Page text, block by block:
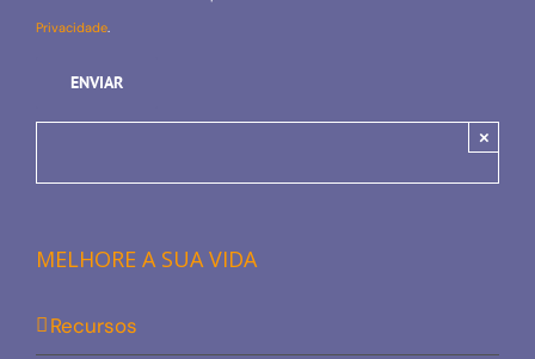
Privacidade.
×
MELHORE A SUA VIDA
Recursos